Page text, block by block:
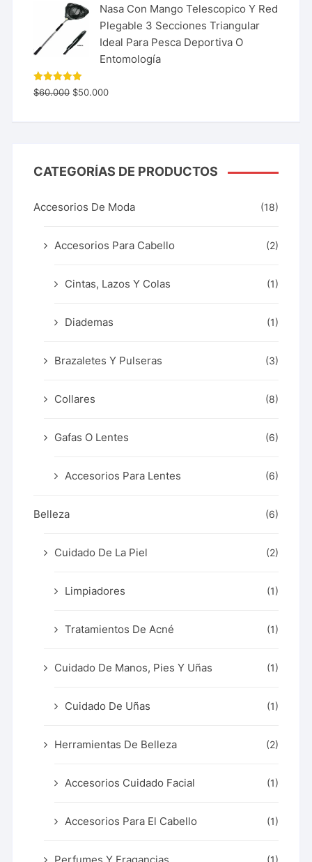
Nasa Con Mango Telescopico Y Red
Plegable 3 Secciones Triangular
Ideal Para Pesca Deportiva O
Entomología
Valorado
con 5.00
$60.000 $50.000
CATEGORÍAS DE PRODUCTOS
Accesorios De Moda (18)
Accesorios Para Cabello (2)
Cintas, Lazos Y Colas (1)
Diademas (1)
Brazaletes Y Pulseras (3)
Collares (8)
Gafas O Lentes (6)
Accesorios Para Lentes (6)
Belleza (6)
Cuidado De La Piel (2)
Limpiadores (1)
Tratamientos De Acné (1)
Cuidado De Manos, Pies Y Uñas (1)
Cuidado De Uñas (1)
Herramientas De Belleza (2)
Accesorios Cuidado Facial (1)
Accesorios Para El Cabello (1)